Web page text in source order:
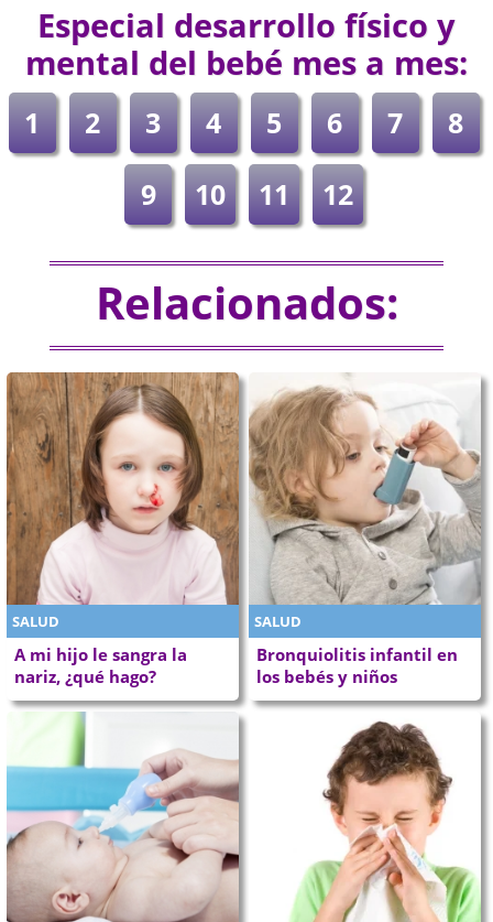
Especial desarrollo físico y
mental del bebé mes a mes:
1 2 3 4 5 6 7
8
9
10 11 12
Relacionados:
SALUD
A mi hijo le sangra la
nariz, ¿qué hago?
SALUD
Bronquiolitis infantil en
los bebés y niños